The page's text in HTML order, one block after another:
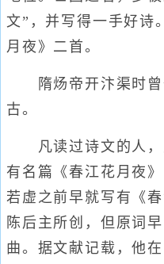
文”，并写得一手好诗
月夜》二首。
隋炀帝开汴渠时曾
古。
凡读过诗文的人，
有名篇《春江花月夜
若虚之前早就写有《
陈后主所创，但原词
曲。据文献记载，他